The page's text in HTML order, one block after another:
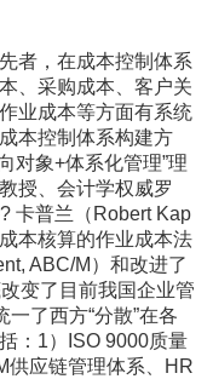
者，在成本控制体系
、采购成本、客户关
业成本等方面有系统
本控制体系构建方
对象+体系化管理”理
授、会计学权威罗
卡普兰（Robert Kap
本核算的作业成本法
ABC/M）和改进了
变了目前我国企业管
一了西方“分散”在各
：1）ISO 9000质量
供应链管理体系、HR